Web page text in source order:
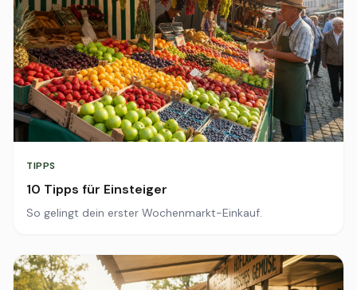
TIPPS
10 Tipps für Einsteiger
So gelingt dein erster Wochenmarkt-Einkauf.